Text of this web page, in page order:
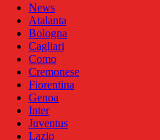
News
Atalanta
Bologna
Cagliari
Como
Cremonese
Fiorentina
Genoa
Inter
Juventus
Lazio